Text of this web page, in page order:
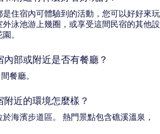
住宿內可體驗到的活動，您可以好好來玩
泳池游上幾圈，或享受這間民宿的其他設
。
部或附近是否有餐廳？
餐廳。
近的環境怎麼樣？
海濱步道區。 熱門景點包含礁溪溫泉，